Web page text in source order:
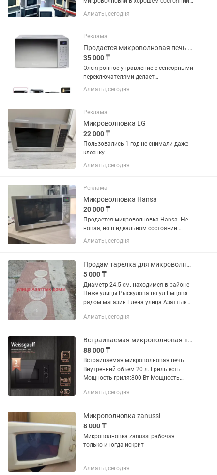
от 10500т. Цены на микроволновки
зависят от состояния качества и
Алматы, сегодня
Реклама
Продается микроволновая печь Hisense H20MOMS4
35 000 ₸
Электронное управление с сенсорными
переключателями делает
использование печи простым и
интуитивным. Серебристый цвет
современный вид, гармонично
вписываясь в любой...
Алматы, сегодня
Реклама
Микроволновка LG
22 000 ₸
Пользовались 1 год не снимали даже
клеенку
Алматы, сегодня
Реклама
Микроволновка Hansa
20 000 ₸
Продается микроволновка Hansa. Не
новая, но в идеальном состоянии.
Современный внешний вид, цвет
серебро. Гарантия 6 месяцев.
Алматы, сегодня
Продам тарелка для микроволновки, духовки
5 000 ₸
Диаметр 24.5 см. находимся в районе
Ниже улицы Рыскулова по ул Емцова
рядом магазин Елена улица Азаттык
выходных перерыв 30 минут
Алматы, сегодня
Встраиваемая микроволновая печь
88 000 ₸
Встраиваемая микроволновая печь.
Внутренний объем 20 л. Гриль:есть
Мощность гриля:800 Вт Мощность
мощности Панель из закаленного
Глубина...
Алматы, сегодня
Микроволновка zanussi
8 000 ₸
Микроволновка zanussi рабочая
только иногда искрит
Алматы, сегодня